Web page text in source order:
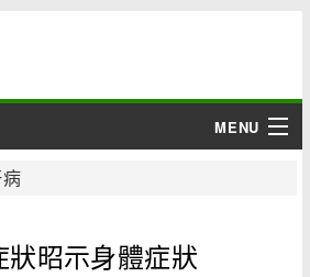
MENU
狀昭示身體症狀